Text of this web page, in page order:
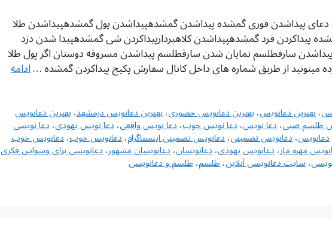
پیداشدن فوری گمشده پیداشدن گمشدهپیداشدن پول گمشدهپیداشدن طلا
پیداکردن فرد گمشدهپیداشدن کلاهبردارپیداکردن شی گمشدهپیدا شدن دزد
سارقطلسم نمایان شدن سارقطلسم پیداشدن مسروقه دوستان اگر پول طلا
میتونید از طريق شماره های داخل کانال سفارش پکیج پیداکردن گمشده …ادامه
،بهترین دعانویس،بهترین دعانویس حضوری،بهترین دعانویس درمشهد،بهترین دعانویس
طلسم صبی،دعا نویس،دعا نویس خوب،دعا نویس واقعی،دعا نویس یهودی،دعا نویسی
دعانویس،دعانویس تضمینی،دعانویس تضمینی اینستاگرام،دعانویس خوب،دعانویس خوب
مهره مار،دعانویس یهودی،دعانویسان،دعانویسان مشهور،دعانویسی برای وسواس فکری
،سایت دعانویسی آنلاین،طلسم،طلسم و دعانویسی